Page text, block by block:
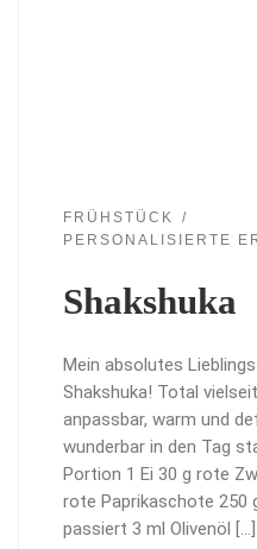
FRÜHSTÜCK
PERSONALISIERTE
Shakshuka
Mein absolutes
Shakshuka! Total
anpassbar, warm und
wunderbar in den Tag
Portion 1 Ei 30 g rote
rote Paprikaschote 250
passiert 3 ml Olivenöl […]